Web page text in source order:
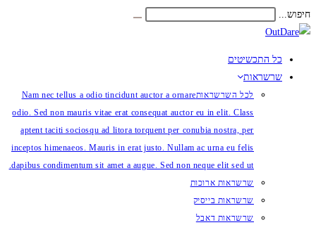
Skip
to
חיפוש...
כל התכשיטים
שרשראות
לכל השרשראותNam nec tellus a odio tincidunt auctor a ornare
odio. Sed non mauris vitae erat consequat auctor eu in elit. Class
aptent taciti sociosqu ad litora torquent per conubia nostra, per
inceptos himenaeos. Mauris in erat justo. Nullam ac urna eu felis
dapibus condimentum sit amet a augue. Sed non neque elit sed ut.
שרשראות ארוכות
שרשראות בייסיק
שרשראות דאבל